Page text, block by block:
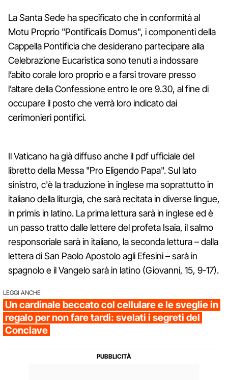
La Santa Sede ha specificato che in conformità al
Motu Proprio "Pontificalis Domus", i componenti della
Cappella Pontificia che desiderano partecipare alla
Celebrazione Eucaristica sono tenuti a indossare
l’abito corale loro proprio e a farsi trovare presso
l’altare della Confessione entro le ore 9.30, al fine di
occupare il posto che verrà loro indicato dai
cerimonieri pontifici.
Il Vaticano ha già diffuso anche il pdf ufficiale del
libretto della Messa "Pro Eligendo Papa". Sul lato
sinistro, c'è la traduzione in inglese ma soprattutto in
italiano della liturgia, che sarà recitata in diverse lingue,
in primis in latino. La prima lettura sarà in inglese ed è
un passo tratto dalle lettere del profeta Isaia, il salmo
responsoriale sarà in italiano, la seconda lettura – dalla
lettera di San Paolo Apostolo agli Efesini – sarà in
spagnolo e il Vangelo sarà in latino (Giovanni, 15, 9-17).
LEGGI ANCHE
Un cardinale beccato col cellulare e le sveglie in
regalo per non fare tardi: svelati i segreti del
Conclave